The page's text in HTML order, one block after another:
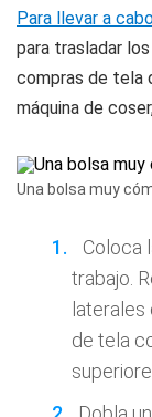
Para llevar a
para trasladar los
compras de tela
máquina de
Una bolsa muy
Coloca
trabajo.
de tela